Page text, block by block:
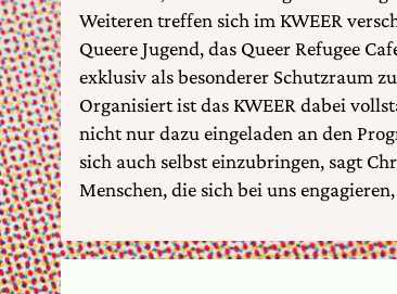
Weiteren treffen sich im KWEER
Queere Jugend, das Queer Refugee
exklusiv als besonderer Schutzraum
Organisiert ist das KWEER dabei
nicht nur dazu eingeladen an den
sich auch selbst einzubringen, sagt
Menschen, die sich bei uns